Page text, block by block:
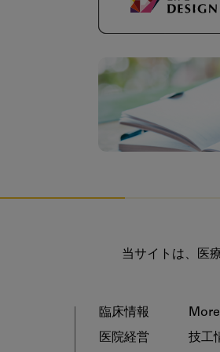
当サイトは、医
臨床情報
医院経営
技工